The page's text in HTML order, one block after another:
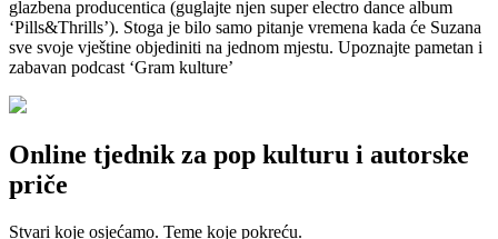
glazbena producentica (guglajte njen super electro dance album
‘Pills&Thrills’). Stoga je bilo samo pitanje vremena kada će Suzana
sve svoje vještine objediniti na jednom mjestu. Upoznajte pametan i
zabavan podcast ‘Gram kulture’
Online tjednik za pop kulturu i autorske
priče
Stvari koje osjećamo. Teme koje pokreću.